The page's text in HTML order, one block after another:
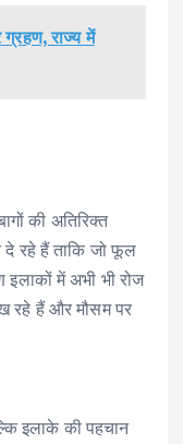
ग्रहण, राज्य में
की अतिरिक्त
दे रहे हैं ताकि जो फूल
में अभी भी रोज
रहे हैं और मौसम पर
इलाके की पहचान